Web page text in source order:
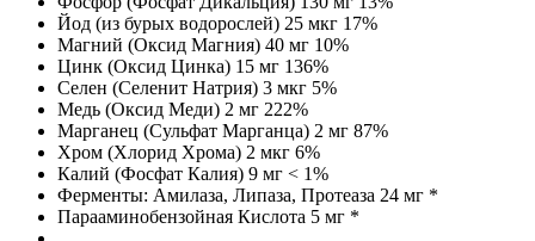
Йод (из бурых водорослей) 25 мкг 17%
Магний (Оксид Магния) 40 мг 10%
Цинк (Оксид Цинка) 15 мг 136%
Селен (Селенит Натрия) 3 мкг 5%
Медь (Оксид Меди) 2 мг 222%
Марганец (Сульфат Марганца) 2 мг 87%
Хром (Хлорид Хрома) 2 мкг 6%
Калий (Фосфат Калия) 9 мг < 1%
Ферменты: Амилаза, Липаза, Протеаза 24 мг *
Парааминобензойная Кислота 5 мг *